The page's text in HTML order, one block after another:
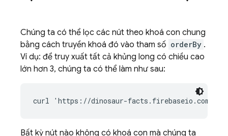
Chúng ta có thể lọc các nút theo khoá con chung
bằng cách truyền khoá đó vào tham số orderBy .
Ví dụ: để truy xuất tất cả khủng long có chiều cao
lớn hơn 3, chúng ta có thể làm như sau:
Bất kỳ nút nào không có khoá con mà chúng ta